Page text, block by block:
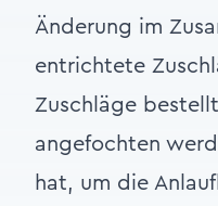
Änderung im
entrichtete
Zuschläge
angefochten
hat, um die